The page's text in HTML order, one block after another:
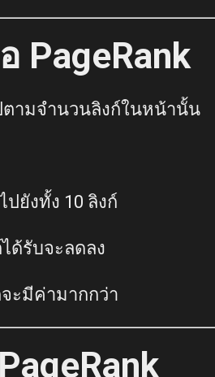
PageRank
ตามจำนวนลิงก์ในหน้านั้น
ปยังทั้ง 10 ลิงก์
ด้รับจะลดลง
ะมีค่ามากกว่า